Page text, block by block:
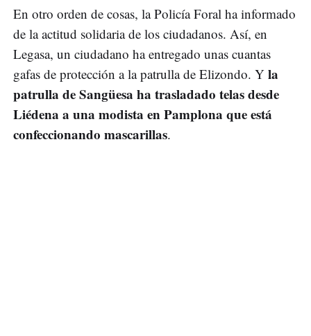
En otro orden de cosas, la Policía Foral ha informado
de la actitud solidaria de los ciudadanos. Así, en
Legasa, un ciudadano ha entregado unas cuantas
gafas de protección a la patrulla de Elizondo. Y la
patrulla de Sangüesa ha trasladado telas desde
Liédena a una modista en Pamplona que está
confeccionando mascarillas.